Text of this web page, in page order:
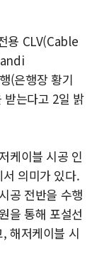
용 CLV(Cable
(은행장 황기
받는다고 2일 밝
케이블 시공 인
의미가 있다.
공 전반을 수행
을 통해 포설선
해저케이블 시